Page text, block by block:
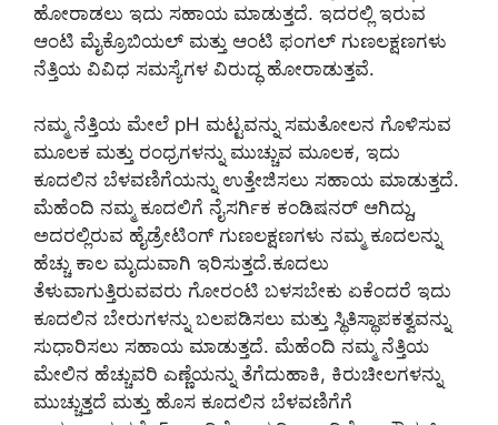
ಹೋರಾಡಲು ಇದು ಸಹಾಯ ಮಾಡುತ್ತದೆ. ಇದರಲ್ಲಿ ಇರುವ
ಆಂಟಿ ಮೈಕ್ರೊಬಿಯಲ್ ಮತ್ತು ಆಂಟಿ ಫಂಗಲ್ ಗುಣಲಕ್ಷಣಗಳು
ನೆತ್ತಿಯ ವಿವಿಧ ಸಮಸ್ಯೆಗಳ ವಿರುದ್ಧ ಹೋರಾಡುತ್ತವೆ.
ನಮ್ಮ ನೆತ್ತಿಯ ಮೇಲೆ pH ಮಟ್ಟವನ್ನು ಸಮತೋಲನ ಗೊಳಿಸುವ
ಮೂಲಕ ಮತ್ತು ರಂಧ್ರಗಳನ್ನು ಮುಚ್ಚುವ ಮೂಲಕ, ಇದು
ಕೂದಲಿನ ಬೆಳವಣಿಗೆಯನ್ನು ಉತ್ತೇಜಿಸಲು ಸಹಾಯ ಮಾಡುತ್ತದೆ.‌
ಮೆಹೆಂದಿ ನಮ್ಮ ಕೂದಲಿಗೆ ನೈಸರ್ಗಿಕ ಕಂಡಿಷನರ್ ಆಗಿದ್ದು,
ಅದರಲ್ಲಿರುವ ಹೈಡ್ರೇಟಿಂಗ್ ಗುಣಲಕ್ಷಣಗಳು ನಮ್ಮ ಕೂದಲನ್ನು
ಹೆಚ್ಚು ಕಾಲ ಮೃದುವಾಗಿ ಇರಿಸುತ್ತದೆ.ಕೂದಲು
ತೆಳುವಾಗುತ್ತಿರುವವರು ಗೋರಂಟಿ ಬಳಸಬೇಕು ಏಕೆಂದರೆ ಇದು
ಕೂದಲಿನ ಬೇರುಗಳನ್ನು ಬಲಪಡಿಸಲು ಮತ್ತು ಸ್ಥಿತಿಸ್ಥಾಪಕತ್ವವನ್ನು
ಸುಧಾರಿಸಲು ಸಹಾಯ ಮಾಡುತ್ತದೆ. ಮೆಹೆಂದಿ ನಮ್ಮ ನೆತ್ತಿಯ
ಮೇಲಿನ ಹೆಚ್ಚುವರಿ ಎಣ್ಣೆಯನ್ನು ತೆಗೆದುಹಾಕಿ, ಕಿರುಚೀಲಗಳನ್ನು
ಮುಚ್ಚುತ್ತದೆ ಮತ್ತು ಹೊಸ ಕೂದಲಿನ ಬೆಳವಣಿಗೆಗೆ